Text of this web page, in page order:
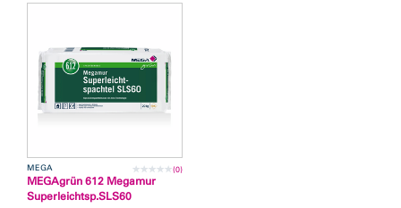
MEGA (0)
MEGAgrün 612 Megamur
Superleichtsp.SLS60